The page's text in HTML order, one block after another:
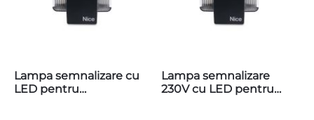
Lampa semnalizare cu
LED pentru
Lampa semnalizare
230V cu LED pentru